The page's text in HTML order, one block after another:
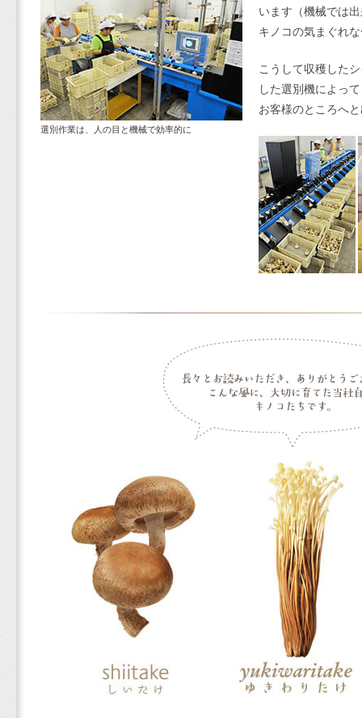
選別作業は、人の目と機械で効率的に
います（機械では
キノコの気まぐれ
こうして収穫した
した選別機によっ
お客様のところへ